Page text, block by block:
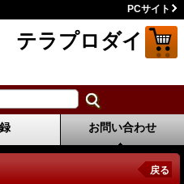
PCサイト
ラプロダイ
お問い合わせ
戻る